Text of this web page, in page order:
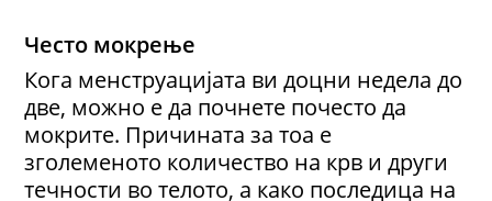
Често мокрење
Кога менструацијата ви доцни недела до
две, можно е да почнете почесто да
мокрите. Причината за тоа е
зголеменото количество на крв и други
течности во телото, а како последица на